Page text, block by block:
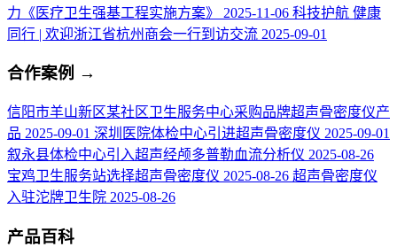
力《医疗卫生强基工程实施方案》
2025-11-06 科技护航 健康
同行 | 欢迎浙江省杭州商会一行到访交流 2025-09-01
合作案例 →
信阳市羊山新区某社区卫生服务中心采购品牌超声骨密度仪产
品 2025-09-01 深圳医院体检中心引进超声骨密度仪 2025-09-01
叙永县体检中心引入超声经颅多普勒血流分析仪 2025-08-26
宝鸡卫生服务站选择超声骨密度仪 2025-08-26 超声骨密度仪
入驻沱牌卫生院 2025-08-26
产品百科